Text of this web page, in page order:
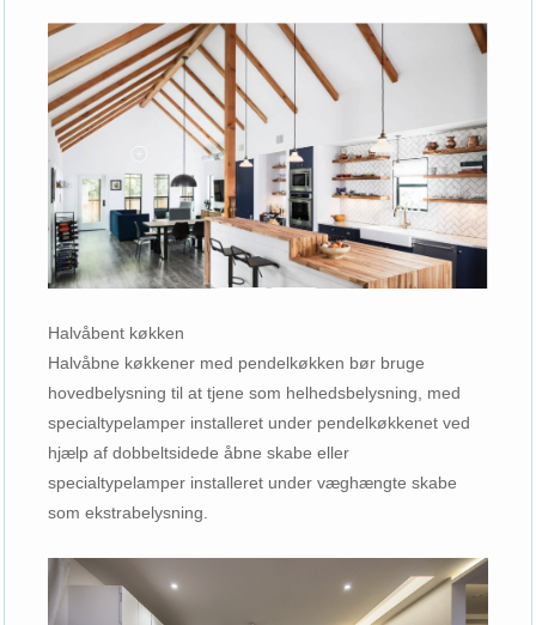
Halvåbent køkken
Halvåbne køkkener med pendelkøkken bør bruge
hovedbelysning til at tjene som helhedsbelysning, med
specialtypelamper installeret under pendelkøkkenet ved
hjælp af dobbeltsidede åbne skabe eller
specialtypelamper installeret under væghængte skabe
som ekstrabelysning.